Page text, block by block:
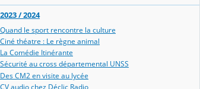
2023 / 2024
Quand le sport rencontre la culture
Ciné théatre : Le règne animal
La Comédie Itinérante
Sécurité au cross départemental UNSS
Des CM2 en visite au lycée
CV audio chez Déclic Radio